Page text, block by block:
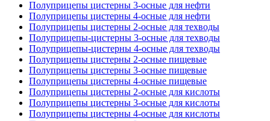
Полуприцепы цистерны 3-осные для нефти
Полуприцепы цистерны 4-осные для нефти
Полуприцепы цистерны 2-осные для техводы
Полуприцепы-цистерны 3-осные для техводы
Полуприцепы-цистерны 4-осные для техводы
Полуприцепы цистерны 2-осные пищевые
Полуприцепы цистерны 3-осные пищевые
Полуприцепы цистерны 4-осные пищевые
Полуприцепы цистерны 2-осные для кислоты
Полуприцепы цистерны 3-осные для кислоты
Полуприцепы цистерны 4-осные для кислоты